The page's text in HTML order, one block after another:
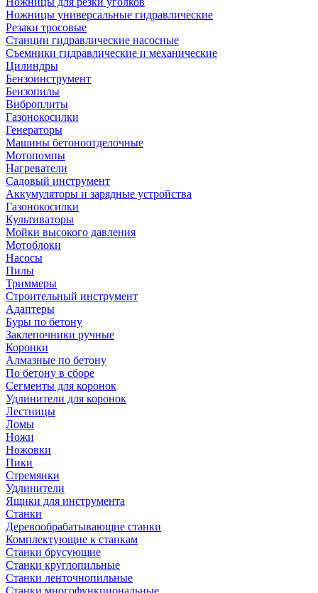
Ножницы универсальные гидравлические
Резаки тросовые
Станции гидравлические насосные
Съемники гидравлические и механические
Цилиндры
Бензоинструмент
Бензопилы
Виброплиты
Газонокосилки
Генераторы
Машины бетоноотделочные
Мотопомпы
Нагреватели
Садовый инструмент
Аккумуляторы и зарядные устройства
Газонокосилки
Культиваторы
Мойки высокого давления
Мотоблоки
Насосы
Пилы
Триммеры
Строительный инструмент
Адаптеры
Буры по бетону
Заклепочники ручные
Коронки
Алмазные по бетону
По бетону в сборе
Сегменты для коронок
Удлинители для коронок
Лестницы
Ломы
Ножи
Ножовки
Пики
Стремянки
Удлинители
Ящики для инструмента
Станки
Деревообрабатывающие станки
Комплектующие к станкам
Станки брусующие
Станки круглопильные
Станки ленточнопильные
Станки многофункциональные